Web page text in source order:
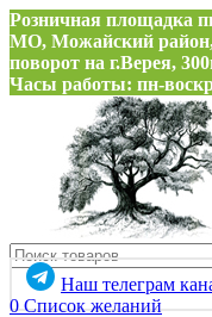
Розничная площадка
МО, Можайский район,
поворот на г.Верея,
Часы работы: пн-
Наш телеграм
0 Список желаний